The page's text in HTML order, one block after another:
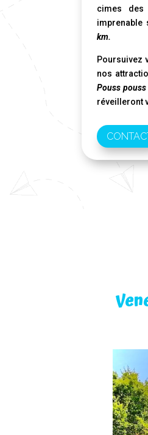
cimes
imprenable
km.
Poursuivez
nos
Pouss
réveilleront